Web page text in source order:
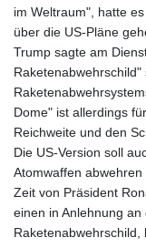
im Weltraum", hatte
über die US-Pläne
Trump sagte am
Dome" ist allerdings
Reichweite und den
Die US-Version soll
Atomwaffen
Zeit von Präsident
einen in Anlehnung
Raketenabwehrschild,